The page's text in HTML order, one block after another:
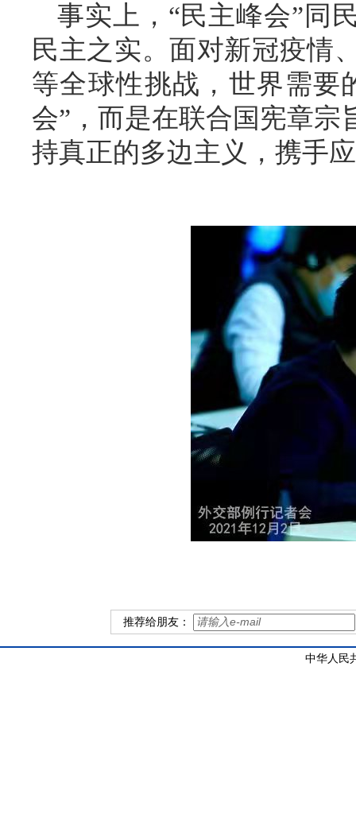
事实上，“民主峰会”同
民主之实。面对新冠疫情
等全球性挑战，世界需要
会”，而是在联合国宪章
持真正的多边主义，携手
推荐给朋友：
中华人民